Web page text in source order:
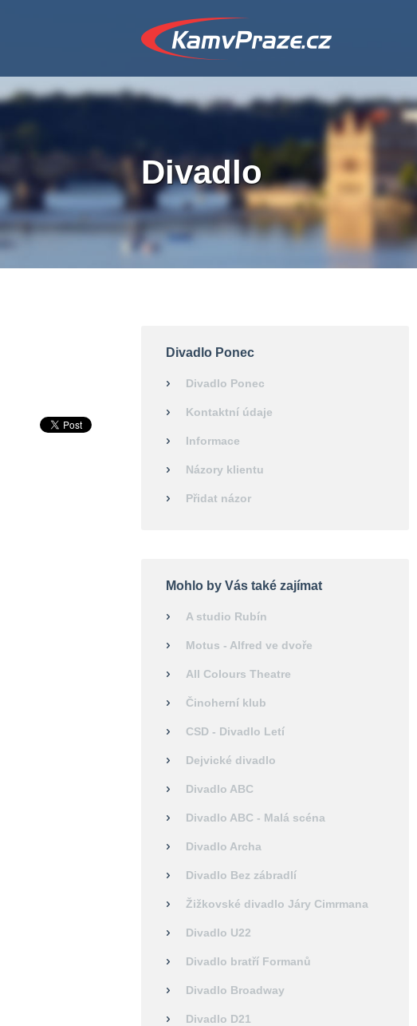
Divadlo
Divadlo Ponec
Divadlo Ponec
Kontaktní údaje
Informace
Názory klientu
Přidat názor
Mohlo by Vás také zajímat
A studio Rubín
Motus - Alfred ve dvoře
All Colours Theatre
Činoherní klub
CSD - Divadlo Letí
Dejvické divadlo
Divadlo ABC
Divadlo ABC - Malá scéna
Divadlo Archa
Divadlo Bez zábradlí
Žižkovské divadlo Járy Cimrmana
Divadlo U22
Divadlo bratří Formanů
Divadlo Broadway
Divadlo D21